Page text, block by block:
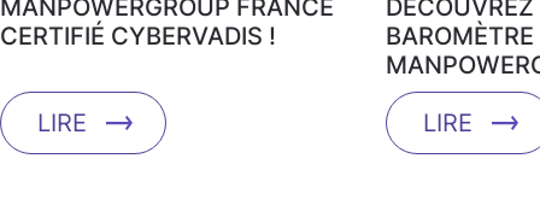
MANPOWERGROUP FRANCE
CERTIFIÉ CYBERVADIS !
LIRE
DÉCOUVREZ
LIRE